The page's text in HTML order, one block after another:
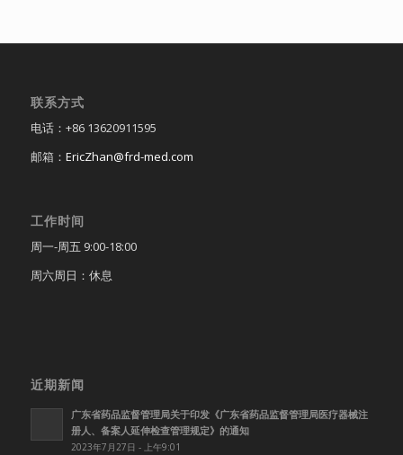
联系方式
电话：+86 13620911595
邮箱： EricZhan@frd-med.com
工作时间
周一-周五 9:00-18:00
周六周日：休息
近期新闻
广东省药品监督管理局关于印发《广东省药品监督管理局医疗器械注
册人、备案人延伸检查管理规定》的通知
2023年7月27日 - 上午9:01